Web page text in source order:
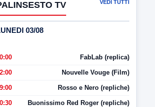
TV VEDI TUTTI
03/08
FabLab (replica)
Nouvelle Vouge (Film)
Rosso e Nero (repliche)
Buonissimo Red Roger (repliche)